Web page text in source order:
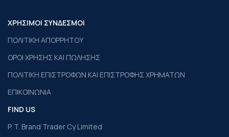
Kitchen
Leo uteu ullamcorper
ΧΡΗΣΙΜΟΙ ΣΥΝΔΕΣΜΟΙ
ΠΟΛΙΤΙΚΗ ΑΠΟΡΡΗΤΟΥ
ΟΡΟΙ ΧΡΗΣΗΣ ΚΑΙ ΠΩΛΗΣΗΣ
ΠΟΛΙΤΙΚΗ ΕΠΙΣΤΡΟΦΩΝ ΚΑΙ ΕΠΙΣΤΡΟΦΗΣ ΧΡΗΜΑΤΩΝ
ΕΠΙΚΟΙΝΩΝΙΑ
FIND US
P. T. Brand Trader Cy Limited